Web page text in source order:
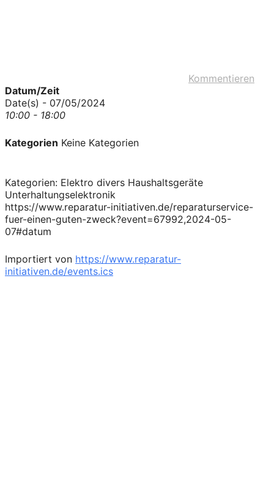
Kommentieren
Datum/Zeit
Date(s) - 07/05/2024
10:00 - 18:00
Kategorien Keine Kategorien
Kategorien: Elektro divers Haushaltsgeräte
Unterhaltungselektronik
https://www.reparatur-initiativen.de/reparaturservice-
fuer-einen-guten-zweck?event=67992,2024-05-
07#datum
Importiert von https://www.reparatur-
initiativen.de/events.ics